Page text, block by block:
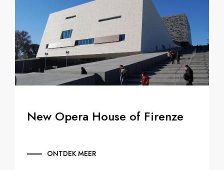
New Opera House of Firenze
ONTDEK MEER